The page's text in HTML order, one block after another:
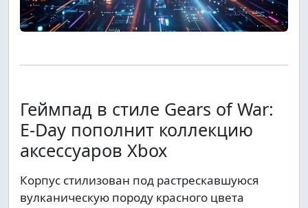
Геймпад в стиле Gears of War:
E-Day пополнит коллекцию
аксессуаров Xbox
Корпус стилизован под растрескавшуюся
вулканическую породу красного цвета